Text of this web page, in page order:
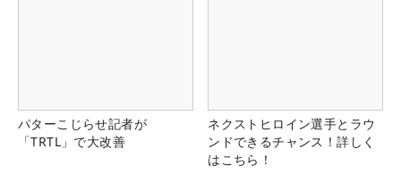
パターこじらせ記者が
「TRTL」で大改善
ネクストヒロイン選手とラウ
ンドできるチャンス！詳しく
はこちら！